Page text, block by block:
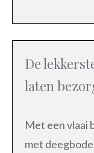
De
laten
Met een vlaai
met